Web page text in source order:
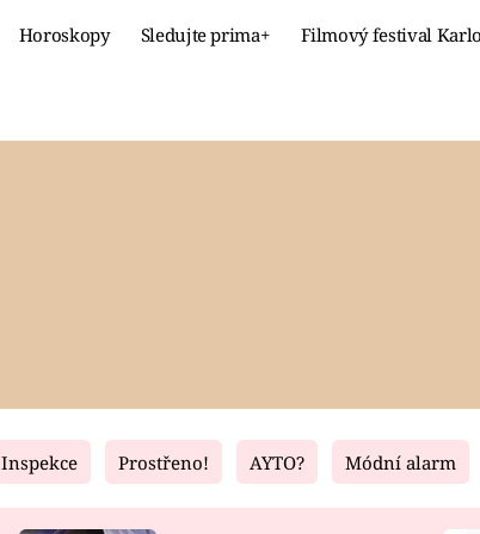
Horoskopy Sledujte prima+ Filmový festival
Fresh Living
Inspekce Prostřeno! AYTO? Módní alarm